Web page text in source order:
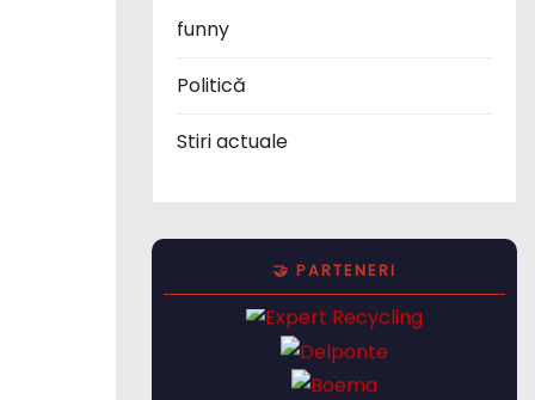
funny
Politică
Stiri actuale
🤝 PARTENERI